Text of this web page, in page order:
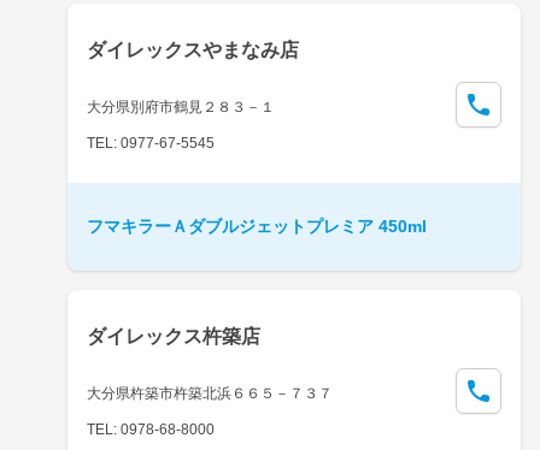
ダイレックスやまなみ店
大分県別府市鶴見２８３－１
TEL: 0977-67-5545
フマキラーＡダブルジェットプレミア 450ml
ダイレックス杵築店
大分県杵築市杵築北浜６６５－７３７
TEL: 0978-68-8000